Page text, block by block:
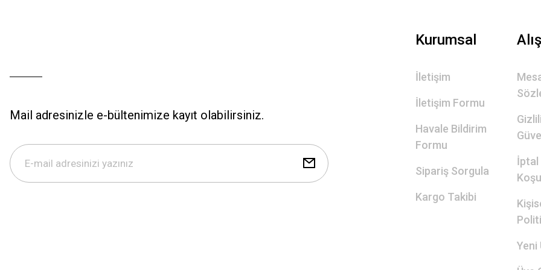
Mail adresinizle e-bültenimize kayıt olabilirsiniz.
Kurumsal
İletişim
İletişim Formu
Havale Bildirim
Formu
Sipariş Sorgula
Kargo Takibi
İptal
Yeni